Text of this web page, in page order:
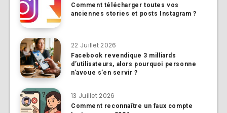
Comment télécharger toutes vos
anciennes stories et posts Instagram ?
22 Juillet 2026
Facebook revendique 3 milliards
d’utilisateurs, alors pourquoi personne
n’avoue s’en servir ?
13 Juillet 2026
Comment reconnaître un faux compte